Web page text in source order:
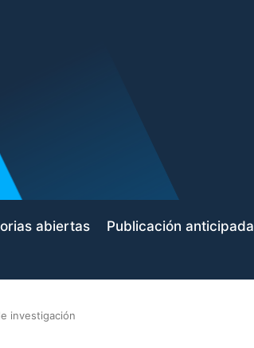
abiertas Publicación anticipada
investigación